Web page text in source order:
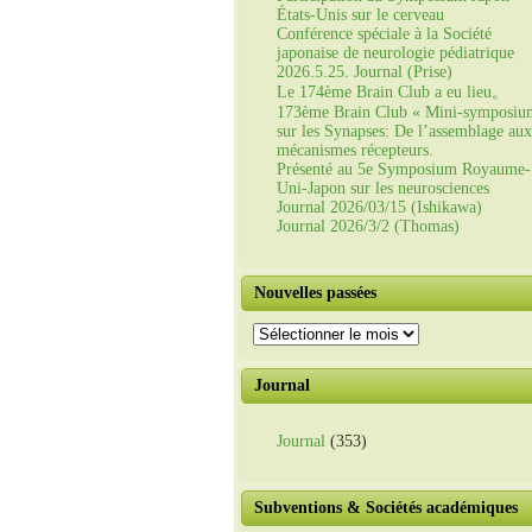
États-Unis sur le cerveau
Conférence spéciale à la Société
japonaise de neurologie pédiatrique
2026.5.25. Journal (Prise)
Le 174ème Brain Club a eu lieu。
173ème Brain Club « Mini-
sur les Synapses: De l’assemblage aux
mécanismes récepteurs.
Présenté au 5e Symposium Royaume-
Uni-Japon sur les neurosciences
Journal 2026/03/15 (Ishikawa)
Journal 2026/3/2 (Thomas)
Nouvelles passées
Nouvelles
passées
Journal
Journal (353)
Subventions & Sociétés académiques